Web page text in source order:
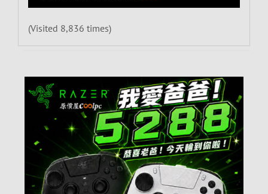
(Visited 8,836 times)